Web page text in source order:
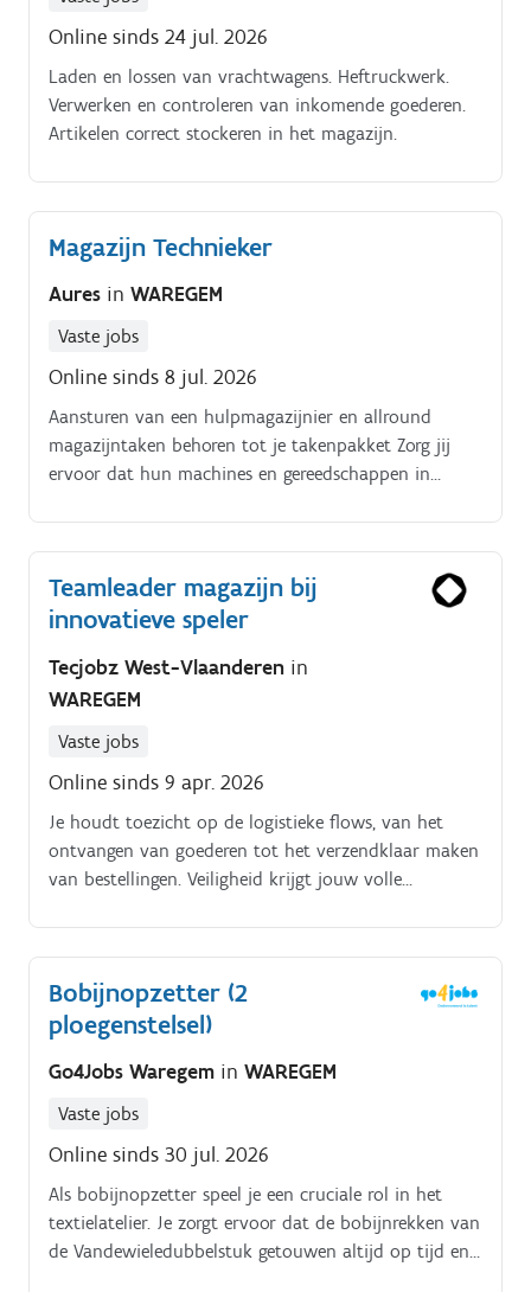
Online sinds 24 jul. 2026
Laden en lossen van vrachtwagens. Heftruckwerk.
Verwerken en controleren van inkomende goederen.
Artikelen correct stockeren in het magazijn.
Magazijn Technieker
Aures in WAREGEM
Vaste jobs
Online sinds 8 jul. 2026
Aansturen van een hulpmagazijnier en allround
magazijntaken behoren tot je takenpakket Zorg jij
ervoor dat hun machines en gereedschappen in
Teamleader magazijn bij
innovatieve speler
Tecjobz West-Vlaanderen in
WAREGEM
Vaste jobs
Online sinds 9 apr. 2026
Je houdt toezicht op de logistieke flows, van het
ontvangen van goederen tot het verzendklaar maken
van bestellingen. Veiligheid krijgt jouw volle
zijn, maar ook zichtbaar nageleefd worden.
Bobijnopzetter (2
ploegenstelsel)
Go4Jobs Waregem in WAREGEM
Vaste jobs
Online sinds 30 jul. 2026
Als bobijnopzetter speel je een cruciale rol in het
textielatelier. Je zorgt ervoor dat de bobijnrekken van
de Vandewieledubbelstuk getouwen altijd op tijd en